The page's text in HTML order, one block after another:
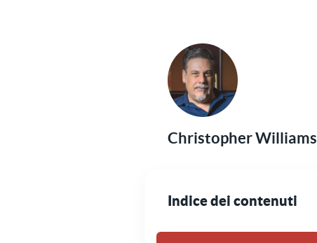
Christopher Williams
Indice dei contenuti